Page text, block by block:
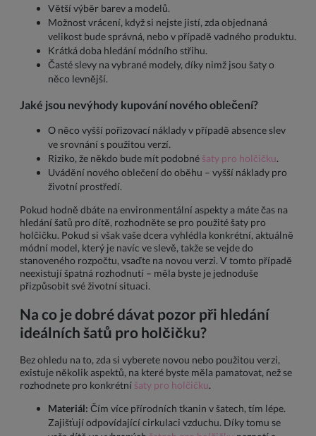
Větší výběr barev a modelů.
Možnost vrácení, když si nejste jistí, zda objednaná
velikost bude správná, nebo v případě vadného produktu.
Krátká doba hledání módního střihu.
Časté slevy na vybrané modely, díky nimž jsou šaty o
něco levnější.
Jaké jsou nevýhody kupování nového oblečení?
O něco vyšší pořizovací náklady v případě absence slev
ve srovnání s použitou verzí.
Riziko, že někdo bude mít podobné šaty pro holčičku.
Uvádění nového oblečení do oběhu – vyšší náklady pro
životní prostředí.
Pokud hodně dbáte na environmentální aspekty a máte čas na
hledání šatů pro dítě, rozhodněte se pro použité šaty pro
holčičku. Pokud si však vaše dcera vyhlédla konkrétní, aktuálně
módní model, který je navíc ve slevě, takže se vejde do
stanoveného rozpočtu, vsaďte na novou verzi. V tomto případě
neexistují špatná rozhodnutí – měla byste je jednoduše
přizpůsobit své životní situaci.
Na co je dobré dávat pozor při hledání
ideálních šatů pro holčičku?
Bez ohledu na to, zda si vyberete novou nebo použitou verzi,
existuje několik aspektů, na které byste měla pamatovat, než se
rozhodnete pro konkrétní šaty pro holčičku.
Materiál: Čím více přírodních tkanin v šatech, tím lépe.
Zajišťují odpovídající cirkulaci vzduchu. Díky tomu se